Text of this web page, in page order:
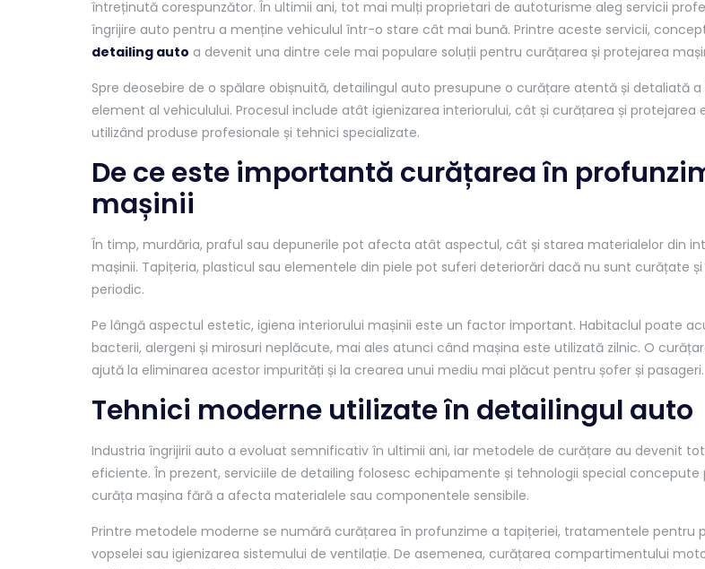
întreținută corespunzător. În ultimii ani, tot mai mulți proprietari de autoturisme aleg servicii
îngrijire auto pentru a menține vehiculul într-o stare cât mai bună. Printre aceste servicii,
detailing auto a devenit una dintre cele mai populare soluții pentru curățarea și protejarea
Spre deosebire de o spălare obișnuită, detailingul auto presupune o curățare atentă și detaliată
element al vehiculului. Procesul include atât igienizarea interiorului, cât și curățarea și protejarea
utilizând produse profesionale și tehnici specializate.
De ce este importantă curățarea în
mașinii
În timp, murdăria, praful sau depunerile pot afecta atât aspectul, cât și starea materialelor din
mașinii. Tapițeria, plasticul sau elementele din piele pot suferi deteriorări dacă nu sunt curățate
periodic.
Pe lângă aspectul estetic, igiena interiorului mașinii este un factor important. Habitaclul poate
bacterii, alergeni și mirosuri neplăcute, mai ales atunci când mașina este utilizată zilnic. O
ajută la eliminarea acestor impurități și la crearea unui mediu mai plăcut pentru șofer și pasageri.
Tehnici moderne utilizate în detailingul auto
Industria îngrijirii auto a evoluat semnificativ în ultimii ani, iar metodele de curățare au devenit
eficiente. În prezent, serviciile de detailing folosesc echipamente și tehnologii special concepute
curăța mașina fără a afecta materialele sau componentele sensibile.
Printre metodele moderne se numără curățarea în profunzime a tapițeriei, tratamentele pentru
vopselei sau igienizarea sistemului de ventilație. De asemenea, curățarea compartimentului